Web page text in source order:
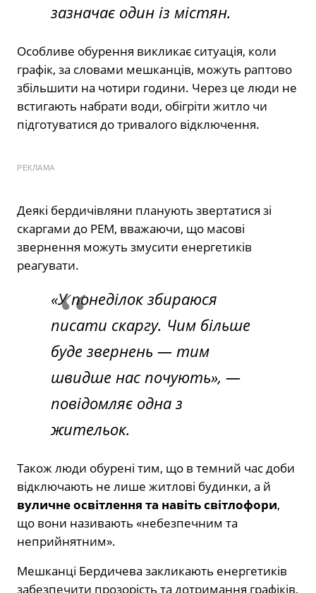
зазначає один із містян.
Особливе обурення викликає ситуація, коли
графік, за словами мешканців, можуть раптово
збільшити на чотири години. Через це люди не
встигають набрати води, обігріти житло чи
підготуватися до тривалого відключення.
РЕКЛАМА
Деякі бердичівляни планують звертатися зі
скаргами до РЕМ, вважаючи, що масові
звернення можуть змусити енергетиків
реагувати.
«У понеділок збираюся
писати скаргу. Чим більше
буде звернень — тим
швидше нас почують», —
повідомляє одна з
жительок.
Також люди обурені тим, що в темний час доби
відключають не лише житлові будинки, а й
вуличне освітлення та навіть світлофори,
що вони називають «небезпечним та
неприйнятним».
Мешканці Бердичева закликають енергетиків
забезпечити прозорість та дотримання графіків,